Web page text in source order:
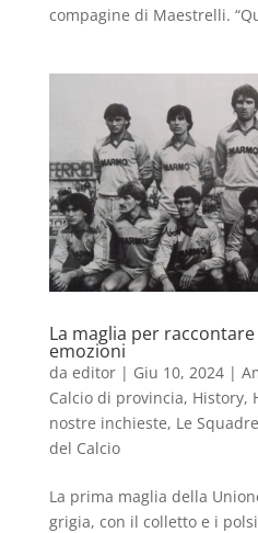
compagine di Maestrelli.
La maglia per
emozioni
da editor| Giu 10, 2024|
Calcio di provincia, History,
nostre inchieste, Le
del Calcio
La prima maglia della
grigia, con il colletto e i